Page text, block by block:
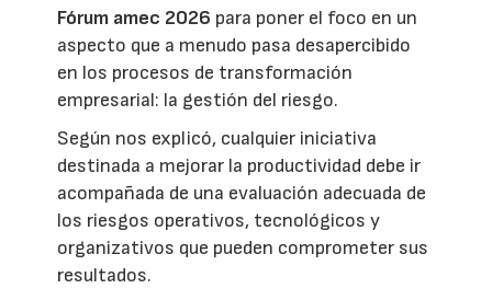
Fórum amec 2026 para poner el foco en un
aspecto que a menudo pasa desapercibido
en los procesos de transformación
empresarial: la gestión del riesgo.
Según nos explicó, cualquier iniciativa
destinada a mejorar la productividad debe ir
acompañada de una evaluación adecuada de
los riesgos operativos, tecnológicos y
organizativos que pueden comprometer sus
resultados.